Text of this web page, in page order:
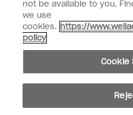
facebookinstagram
個人情報を共有または販売しないでください
© Copyright 2024, Wella Operations US
not be available to you.
we use
cookies. https://
policy
Cookie